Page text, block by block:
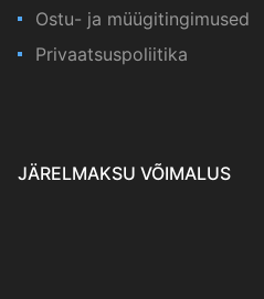
Ostu- ja müügitingimused
Privaatsuspoliitika
JÄRELMAKSU VÕIMALUS